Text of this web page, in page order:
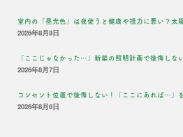
室内の「昼光色」は夜使うと健康や視力に悪い？太
2026年8月8日
「ここじゃなかった…」新築の照明計画で後悔しな
2026年8月7日
コンセント位置で後悔しない！「ここにあれば…」
2026年8月6日